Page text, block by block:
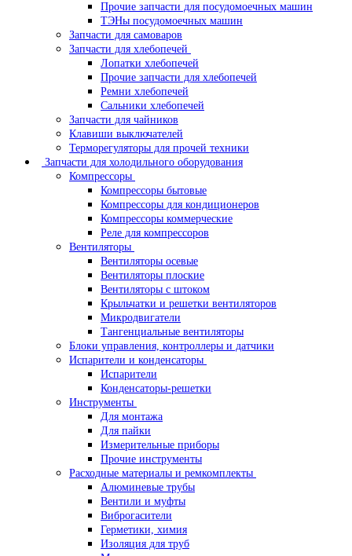
Прочие запчасти для посудомоечных машин
ТЭНы посудомоечных машин
Запчасти для самоваров
Запчасти для хлебопечей
Лопатки хлебопечей
Прочие запчасти для хлебопечей
Ремни хлебопечей
Сальники хлебопечей
Запчасти для чайников
Клавиши выключателей
Терморегуляторы для прочей техники
Запчасти для холодильного оборудования
Компрессоры
Компрессоры бытовые
Компрессоры для кондиционеров
Компрессоры коммерческие
Реле для компрессоров
Вентиляторы
Вентиляторы осевые
Вентиляторы плоские
Вентиляторы с штоком
Крыльчатки и решетки вентиляторов
Микродвигатели
Тангенциальные вентиляторы
Блоки управления, контроллеры и датчики
Испарители и конденсаторы
Испарители
Конденсаторы-решетки
Инструменты
Для монтажа
Для пайки
Измерительные приборы
Прочие инструменты
Расходные материалы и ремкомплекты
Алюминевые трубы
Вентили и муфты
Виброгасители
Герметики, химия
Изоляция для труб